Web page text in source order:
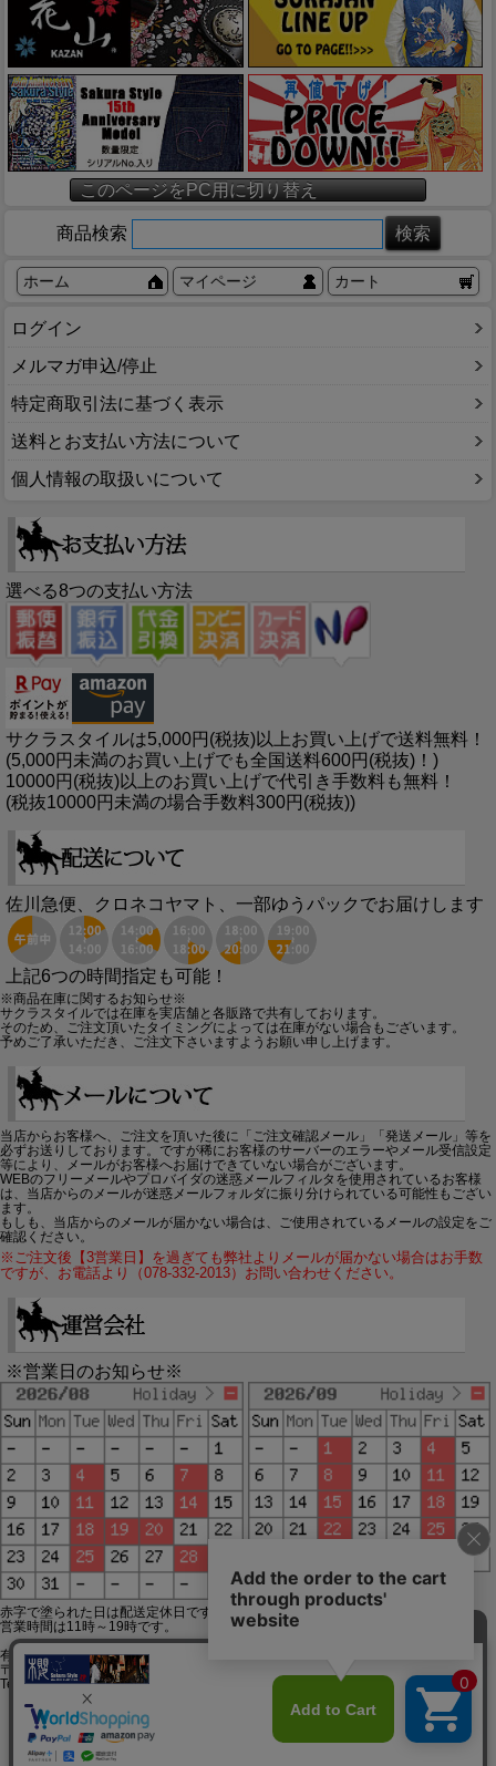
このページをPC用に切り替え
商品検索
ホーム マイページ カート
ログイン
メルマガ申込/停止
特定商取引法に基づく表示
送料とお支払い方法について
個人情報の取扱いについて
選べる8つの支払い方法
サクラスタイルは5,000円(税抜)以上お買い上げで送料無料！
(5,000円未満のお買い上げでも全国送料600円(税抜)！)
10000円(税抜)以上のお買い上げで代引き手数料も無料！
(税抜10000円未満の場合手数料300円(税抜))
佐川急便、クロネコヤマト、一部ゆうパックでお届けします
上記6つの時間指定も可能！
※商品在庫に関するお知らせ※
サクラスタイルでは在庫を実店舗と各販路で共有しております。
そのため、ご注文頂いたタイミングによっては在庫がない場合もございます。
予めご了承いただき、ご注文下さいますようお願い申し上げます。
当店からお客様へ、ご注文を頂いた後に「ご注文確認メール」「発送メール」等を
必ずお送りしております。ですが稀にお客様のサーバーのエラーやメール受信設定
等により、メールがお客様へお届けできていない場合がございます。
WEBのフリーメールやプロバイダの迷惑メールフィルタを使用されているお客様
は、当店からのメールが迷惑メールフォルダに振り分けられている可能性もござい
ます。
もしも、当店からのメールが届かない場合は、ご使用されているメールの設定をご
確認ください。
※ご注文後【3営業日】を過ぎても弊社よりメールが届かない場合はお手数
ですが、お電話より（078-332-2013）お問い合わせください。
※営業日のお知らせ※
赤字で塗られた日は配送定休日です。
営業時間は11時～19時です。
有限会社ジップジップ SakuraStyle通販事業部
〒650-0021 神戸市中央区三宮町3-9-19イトウビル1,4F
Tel:078-332-2013 FAX:078-333-6644
SSL/TLSとは?